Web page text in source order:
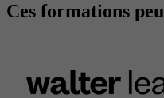
Ces formations